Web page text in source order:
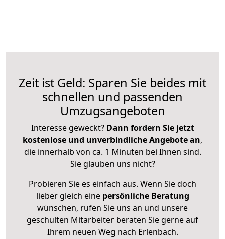
Zeit ist Geld: Sparen Sie beides mit
schnellen und passenden
Umzugsangeboten
Interesse geweckt? Dann fordern Sie jetzt
kostenlose und unverbindliche Angebote an,
die innerhalb von ca. 1 Minuten bei Ihnen sind.
Sie glauben uns nicht?
Probieren Sie es einfach aus. Wenn Sie doch
lieber gleich eine persönliche Beratung
wünschen, rufen Sie uns an und unsere
geschulten Mitarbeiter beraten Sie gerne auf
Ihrem neuen Weg nach Erlenbach.